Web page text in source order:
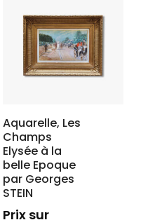
Aquarelle, Les
Champs
Elysée à la
belle Epoque
par Georges
STEIN
Prix sur